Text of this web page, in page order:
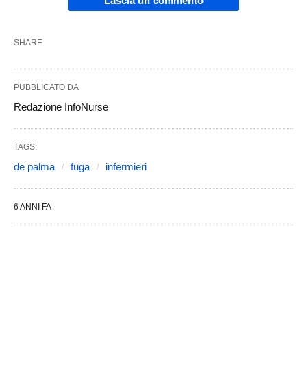
SHARE
PUBBLICATO DA
Redazione InfoNurse
TAGS:
de palma fuga infermieri
6 ANNI FA